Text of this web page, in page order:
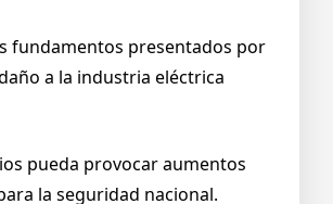
fundamentos presentados por
a la industria eléctrica
pueda provocar aumentos
la seguridad nacional.